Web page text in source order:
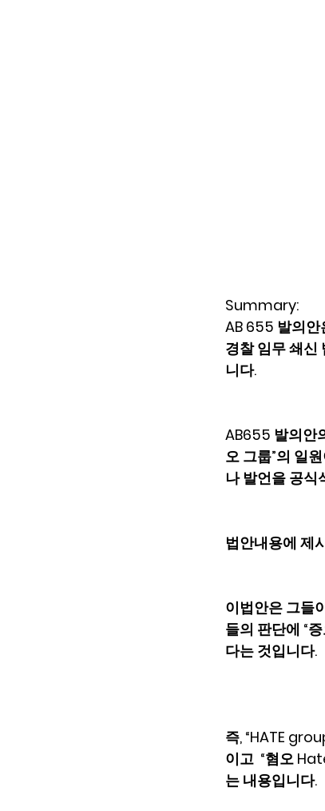
Summary:
AB 655 발의
경찰 임무 쇄신
니다.
AB655 발의안
오 그룹”의 일
나 발언을 공
법안내용에 제
이법안은 그들
들의 판단에 “
다는 것입니다.
즉, “HATE
이고  “혐오
는 내용입니다.